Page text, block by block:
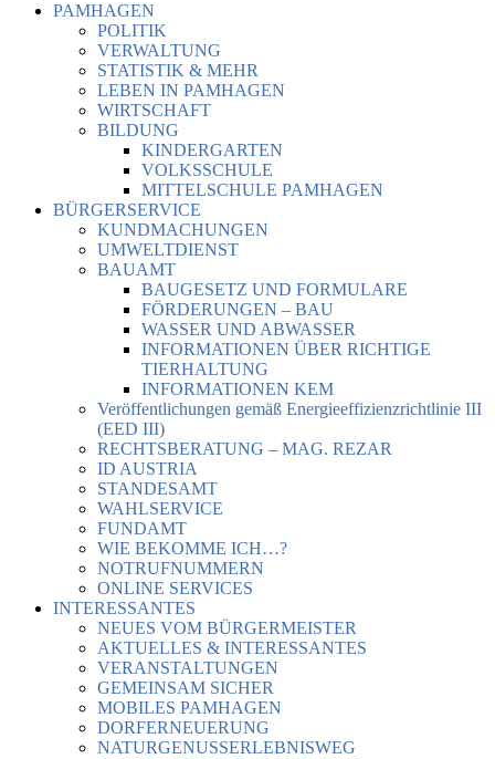
PAMHAGEN
POLITIK
VERWALTUNG
STATISTIK & MEHR
LEBEN IN PAMHAGEN
WIRTSCHAFT
BILDUNG
KINDERGARTEN
VOLKSSCHULE
MITTELSCHULE PAMHAGEN
BÜRGERSERVICE
KUNDMACHUNGEN
UMWELTDIENST
BAUAMT
BAUGESETZ UND FORMULARE
FÖRDERUNGEN – BAU
WASSER UND ABWASSER
INFORMATIONEN ÜBER RICHTIGE
TIERHALTUNG
INFORMATIONEN KEM
Veröffentlichungen gemäß Energieeffizienzrichtlinie III
(EED III)
RECHTSBERATUNG – MAG. REZAR
ID AUSTRIA
STANDESAMT
WAHLSERVICE
FUNDAMT
WIE BEKOMME ICH…?
NOTRUFNUMMERN
ONLINE SERVICES
INTERESSANTES
NEUES VOM BÜRGERMEISTER
AKTUELLES & INTERESSANTES
VERANSTALTUNGEN
GEMEINSAM SICHER
MOBILES PAMHAGEN
DORFERNEUERUNG
NATURGENUSSERLEBNISWEG